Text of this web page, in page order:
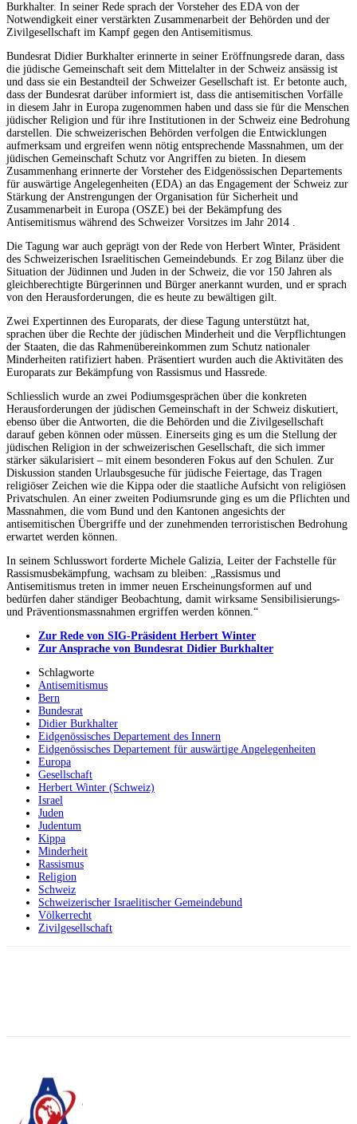
Burkhalter. In seiner Rede sprach der Vorsteher des EDA von der
Notwendigkeit einer verstärkten Zusammenarbeit der Behörden und der
Zivilgesellschaft im Kampf gegen den Antisemitismus.
Bundesrat Didier Burkhalter erinnerte in seiner Eröffnungsrede daran, dass
die jüdische Gemeinschaft seit dem Mittelalter in der Schweiz ansässig ist
und dass sie ein Bestandteil der Schweizer Gesellschaft ist. Er betonte auch,
dass der Bundesrat darüber informiert ist, dass die antisemitischen Vorfälle
in diesem Jahr in Europa zugenommen haben und dass sie für die Menschen
jüdischer Religion und für ihre Institutionen in der Schweiz eine Bedrohung
darstellen. Die schweizerischen Behörden verfolgen die Entwicklungen
aufmerksam und ergreifen wenn nötig entsprechende Massnahmen, um der
jüdischen Gemeinschaft Schutz vor Angriffen zu bieten. In diesem
Zusammenhang erinnerte der Vorsteher des Eidgenössischen Departements
für auswärtige Angelegenheiten (EDA) an das Engagement der Schweiz zur
Stärkung der Anstrengungen der Organisation für Sicherheit und
Zusammenarbeit in Europa (OSZE) bei der Bekämpfung des
Antisemitismus während des Schweizer Vorsitzes im Jahr 2014 .
Die Tagung war auch geprägt von der Rede von Herbert Winter, Präsident
des Schweizerischen Israelitischen Gemeindebunds. Er zog Bilanz über die
Situation der Jüdinnen und Juden in der Schweiz, die vor 150 Jahren als
gleichberechtigte Bürgerinnen und Bürger anerkannt wurden, und er sprach
von den Herausforderungen, die es heute zu bewältigen gilt.
Zwei Expertinnen des Europarats, der diese Tagung unterstützt hat,
sprachen über die Rechte der jüdischen Minderheit und die Verpflichtungen
der Staaten, die das Rahmenübereinkommen zum Schutz nationaler
Minderheiten ratifiziert haben. Präsentiert wurden auch die Aktivitäten des
Europarats zur Bekämpfung von Rassismus und Hassrede.
Schliesslich wurde an zwei Podiumsgesprächen über die konkreten
Herausforderungen der jüdischen Gemeinschaft in der Schweiz diskutiert,
ebenso über die Antworten, die die Behörden und die Zivilgesellschaft
darauf geben können oder müssen. Einerseits ging es um die Stellung der
jüdischen Religion in der schweizerischen Gesellschaft, die sich immer
stärker säkularisiert – mit einem besonderen Fokus auf den Schulen. Zur
Diskussion standen Urlaubsgesuche für jüdische Feiertage, das Tragen
religiöser Zeichen wie die Kippa oder die staatliche Aufsicht von religiösen
Privatschulen. An einer zweiten Podiumsrunde ging es um die Pflichten und
Massnahmen, die vom Bund und den Kantonen angesichts der
antisemitischen Übergriffe und der zunehmenden terroristischen Bedrohung
erwartet werden können.
In seinem Schlusswort forderte Michele Galizia, Leiter der Fachstelle für
Rassismusbekämpfung, wachsam zu bleiben: „Rassismus und
Antisemitismus treten in immer neuen Erscheinungsformen auf und
bedürfen daher ständiger Beobachtung, damit wirksame Sensibilisierungs-
und Präventionsmassnahmen ergriffen werden können.“
Zur Rede von SIG-Präsident Herbert Winter
Zur Ansprache von Bundesrat Didier Burkhalter
Schlagworte
Antisemitismus
Bern
Bundesrat
Didier Burkhalter
Eidgenössisches Departement des Innern
Eidgenössisches Departement für auswärtige Angelegenheiten
Europa
Gesellschaft
Herbert Winter (Schweiz)
Israel
Juden
Judentum
Kippa
Minderheit
Rassismus
Religion
Schweiz
Schweizerischer Israelitischer Gemeindebund
Völkerrecht
Zivilgesellschaft